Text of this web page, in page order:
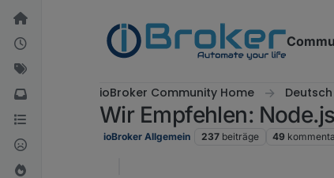
Weiter zum Inhalt
ioBroker Community Home Deutsch
Wir Empfehlen:
ioBroker Allgemein 237 beiträge 49